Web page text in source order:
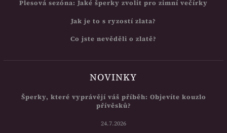
Plesová sezóna: Jaké šperky zvolit pro zimní večírky
Jak je to s ryzostí zlata?
Co jste nevěděli o zlatě?
NOVINKY
Šperky, které vyprávějí váš příběh: Objevíte kouzlo
přívěsků?
24.7.2026